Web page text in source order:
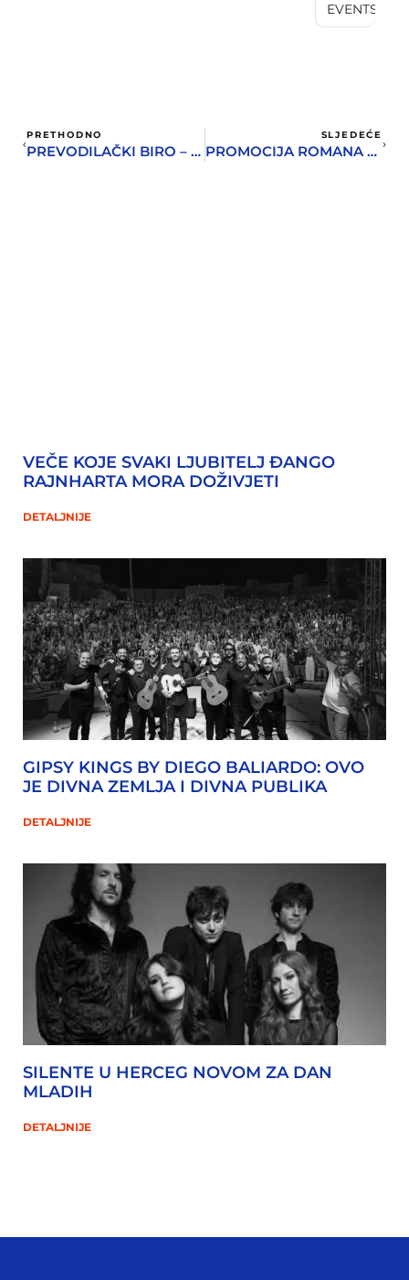
EVENTS
PRETHODNO
PREVODILAČKI BIRO – SUDSKI TUMAČI U BOKI ZA ŠPANSKI, FRANCUSKI, ITALIJANSKI, ENGLESKI, NJEMAČKI I RUSKI JEZIK
SLJEDEĆE
PROMOCIJA ROMANA VULETA ŽURIĆA – „REPUBLIKA ĆOPIĆ“
VEČE KOJE SVAKI LJUBITELJ ĐANGO
RAJNHARTA MORA DOŽIVJETI
DETALJNIJE
GIPSY KINGS BY DIEGO BALIARDO: OVO
JE DIVNA ZEMLJA I DIVNA PUBLIKA
DETALJNIJE
SILENTE U HERCEG NOVOM ZA DAN
MLADIH
DETALJNIJE